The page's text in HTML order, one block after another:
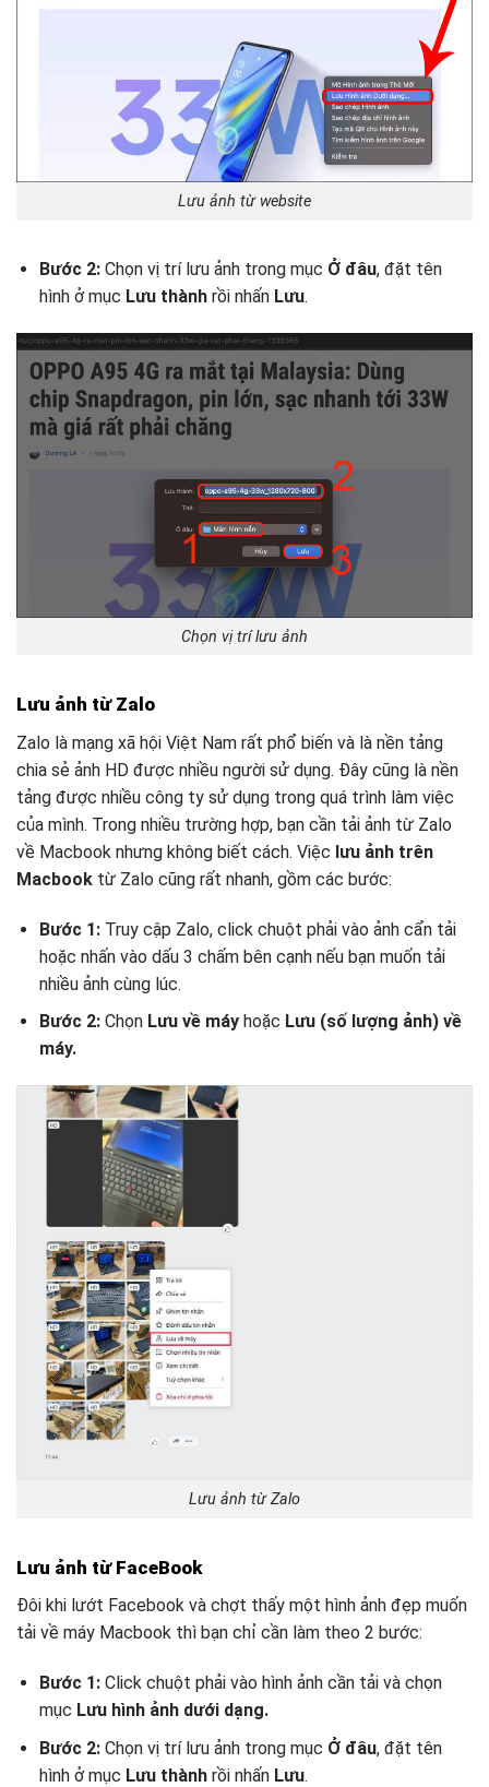
Lưu ảnh từ website
Bước 2:Chọn vị trí lưu ảnh trong mục Ở đâu, đặt tên
hình ở mục Lưu thànhrồi nhấn Lưu.
Chọn vị trí lưu ảnh
Lưu ảnh từ Zalo
Zalo là mạng xã hội Việt Nam rất phổ biến và là nền tảng
chia sẻ ảnh HD được nhiều người sử dụng. Đây cũng là nền
tảng được nhiều công ty sử dụng trong quá trình làm việc
của mình. Trong nhiều trường hợp, bạn cần tải ảnh từ Zalo
về Macbook nhưng không biết cách. Việc lưu ảnh trên
Macbook từ Zalo cũng rất nhanh, gồm các bước:
Bước 1:Truy cập Zalo, click chuột phải vào ảnh cẩn tải
hoặc nhấn vào dấu 3 chấm bên cạnh nếu bạn muốn tải
nhiều ảnh cùng lúc.
Bước 2: Chọn Lưu về máyhoặc Lưu (số lượng ảnh) về
máy.
Lưu ảnh từ Zalo
Lưu ảnh từ FaceBook
Đôi khi lướt Facebook và chợt thấy một hình ảnh đẹp muốn
tải về máy Macbook thì bạn chỉ cần làm theo 2 bước:
Bước 1: Click chuột phải vào hình ảnh cần tải và chọn
mục Lưu hình ảnh dưới dạng.
Bước 2:Chọn vị trí lưu ảnh trong mục Ở đâu, đặt tên
hình ở mục Lưu thànhrồi nhấn Lưu.